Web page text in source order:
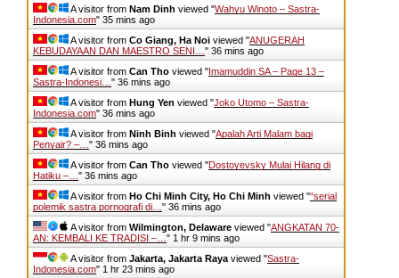
A visitor from Nam Dinh viewed "Wahyu Winoto – Sastra-
Indonesia.com" 35 mins ago
A visitor from Co Giang, Ha Noi viewed "ANUGERAH
KEBUDAYAAN DAN MAESTRO SENI… " 36 mins ago
A visitor from Can Tho viewed "Imamuddin SA – Page 13 –
Sastra-Indonesi… " 36 mins ago
A visitor from Hung Yen viewed "Joko Utomo – Sastra-
Indonesia.com" 36 mins ago
A visitor from Ninh Binh viewed "Apalah Arti Malam bagi
Penyair? –… " 36 mins ago
A visitor from Can Tho viewed "Dostoyevsky Mulai Hilang di
Hatiku –… " 36 mins ago
A visitor from Ho Chi Minh City, Ho Chi Minh viewed "“serial
polemik sastra pornografi di… " 36 mins ago
A visitor from Wilmington, Delaware viewed "ANGKATAN 70-
AN: KEMBALI KE TRADISI –… " 1 hr 9 mins ago
A visitor from Jakarta, Jakarta Raya viewed "Sastra-
Indonesia.com" 1 hr 23 mins ago